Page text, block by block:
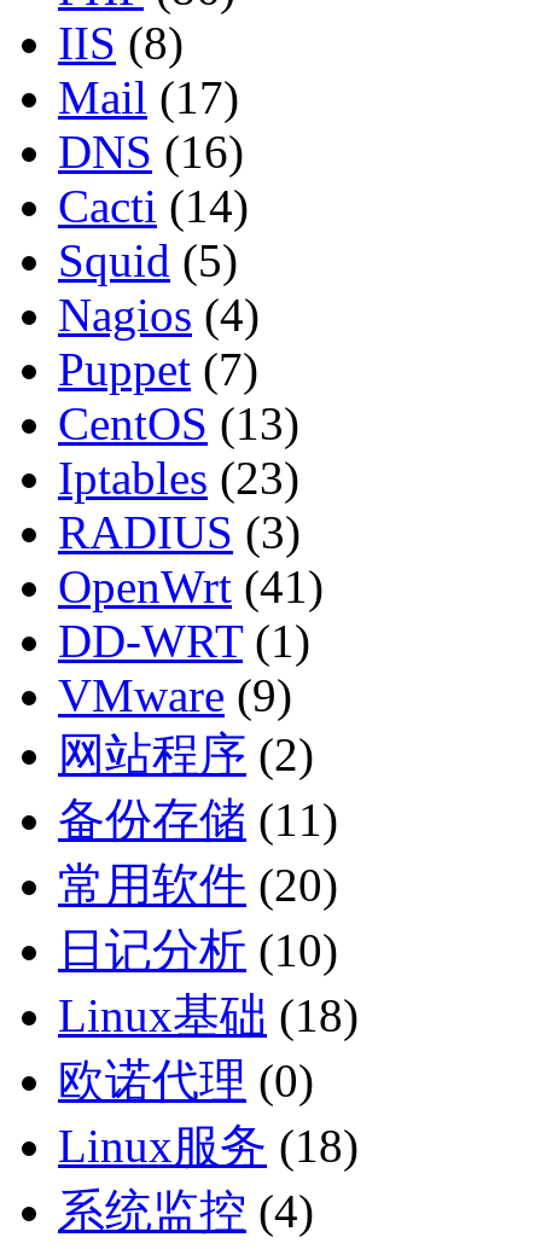
IIS (8)
Mail (17)
DNS (16)
Cacti (14)
Squid (5)
Nagios (4)
Puppet (7)
CentOS (13)
Iptables (23)
RADIUS (3)
OpenWrt (41)
DD-WRT(1)
VMware (9)
网站程序 (2)
备份存储 (11)
常用软件 (20)
日记分析 (10)
Linux基础 (18)
欧诺代理 (0)
Linux服务 (18)
系统监控 (4)